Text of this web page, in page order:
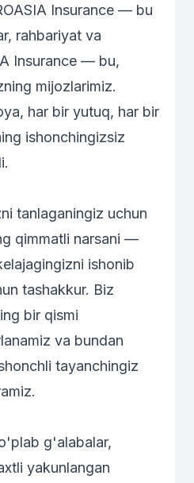
Insurance — bu
rahbariyat va
Insurance — bu,
mijozlarimiz.
har bir yutuq, har bir
ishonchingizsiz
tanlaganingiz uchun
qimmatli narsani —
ishonib
tashakkur. Biz
bir qismi
va bundan
tayanchingiz
g'alabalar,
yakunlangan